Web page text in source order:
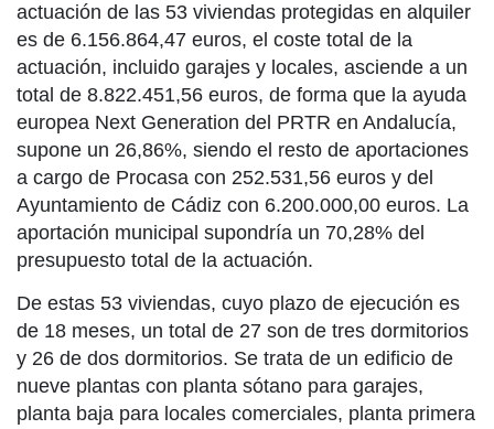
actuación de las 53 viviendas protegidas en alquiler
es de 6.156.864,47 euros, el coste total de la
actuación, incluido garajes y locales, asciende a un
total de 8.822.451,56 euros, de forma que la ayuda
europea Next Generation del PRTR en Andalucía,
supone un 26,86%, siendo el resto de aportaciones
a cargo de Procasa con 252.531,56 euros y del
Ayuntamiento de Cádiz con 6.200.000,00 euros. La
aportación municipal supondría un 70,28% del
presupuesto total de la actuación.
De estas 53 viviendas, cuyo plazo de ejecución es
de 18 meses, un total de 27 son de tres dormitorios
y 26 de dos dormitorios. Se trata de un edificio de
nueve plantas con planta sótano para garajes,
planta baja para locales comerciales, planta primera